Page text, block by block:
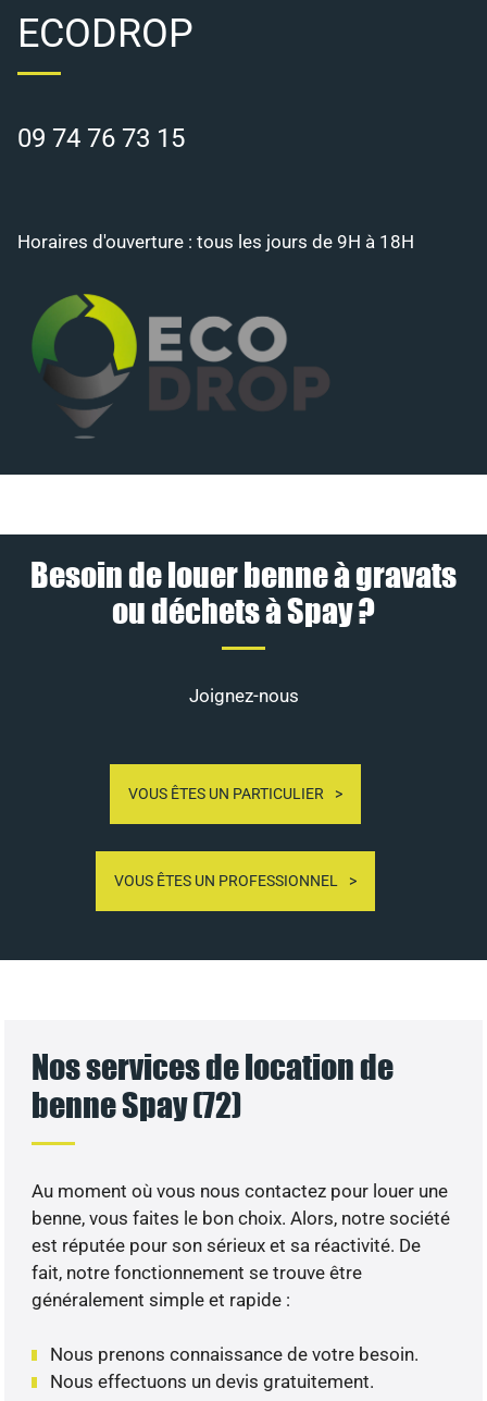
ECODROP
09 74 76 73 15
Horaires d'ouverture : tous les jours de 9H à 18H
Besoin de louer benne à gravats
ou déchets à Spay ?
Joignez-nous
VOUS ÊTES UN PARTICULIER
VOUS ÊTES UN PROFESSIONNEL
Nos services de location de
benne Spay (72)
Au moment où vous nous contactez pour louer une
benne, vous faites le bon choix. Alors, notre société
est réputée pour son sérieux et sa réactivité. De
fait, notre fonctionnement se trouve être
généralement simple et rapide :
Nous prenons connaissance de votre besoin.
Nous effectuons un devis gratuitement.